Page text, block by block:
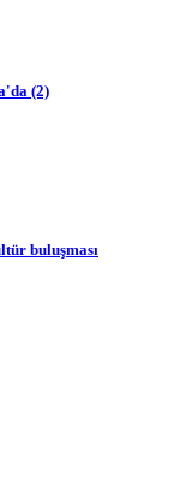
(2)
buluşması